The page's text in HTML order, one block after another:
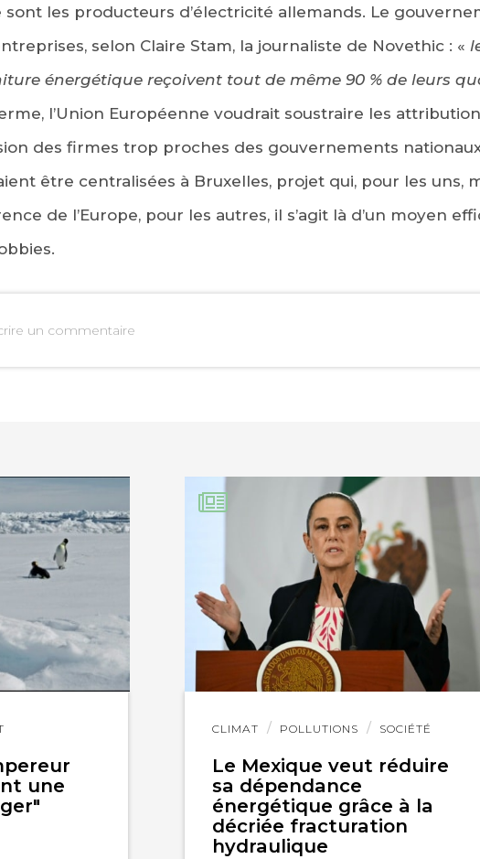
sont les producteurs d’électricité allemands. Le
selon Claire Stam, la journaliste de Novethic : «
énergétique reçoivent tout de même 90 % de leurs
l’Union Européenne voudrait soustraire les
des firmes trop proches des gouvernements nationaux.
être centralisées à Bruxelles, projet qui, pour les uns,
de l’Europe, pour les autres, il s’agit là d’un moyen
un commentaire
une
CLIMAT POLLUTIONS SOCIÉTÉ
Le Mexique veut réduire
sa dépendance
énergétique grâce à la
décriée fracturation
hydraulique
Lire